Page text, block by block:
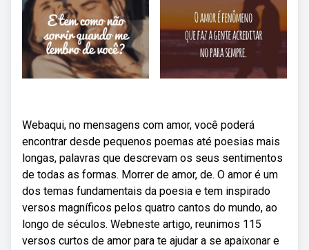
Webaqui, no mensagens com amor, você poderá
encontrar desde pequenos poemas até poesias mais
longas, palavras que descrevam os seus sentimentos
de todas as formas. Morrer de amor, de. O amor é um
dos temas fundamentais da poesia e tem inspirado
versos magníficos pelos quatro cantos do mundo, ao
longo de séculos. Webneste artigo, reunimos 115
versos curtos de amor para te ajudar a se apaixonar e